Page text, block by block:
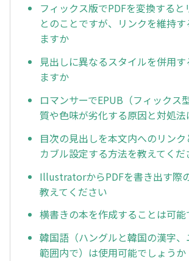
フィックス版でPDFを変換すると
とのことですが、リンクを維持す
ますか
見出しに異なるスタイルを併用す
ますか
ロマンサーでEPUB（フィックス
質や色味が劣化する原因と対処
目次の見出しを本文内へのリン
カブル設定する方法を教えてくだ
IllustratorからPDFを書き出す際
教えてください
横書きの本を作成することは可
韓国語（ハングルと韓国の漢字
範囲内で）は使用可能でしょうか